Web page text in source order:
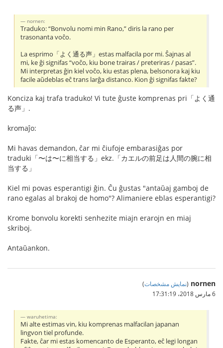
nornen:
Traduko: “Bonvolu nomi min Rano,” diris la rano per
trasonanta voĉo.
La esprimo「よく通る声」estas malfacila por mi. Ŝajnas al
mi, ke ĝi signifas “voĉo, kiu bone trairas / preteriras / pasas”.
Mi interpretas ĝin kiel voĉo, kiu estas plena, belsonora kaj kiu
facile aŭdeblas eĉ trans larĝa distanco. Kion ĝi signifas fakte?
Konciza kaj trafa traduko! Vi tute ĝuste komprenas pri「よく通
る声」.
kromaĵo:
Mi havas demandon, ĉar mi ĉiufoje embarasiĝas por
traduki「〜は〜に相当する」ekz.「カエルの前足は人間の腕に相
当する」
Kiel mi povas esperantigi ĝin. Ĉu ĝustas "antaŭaj gamboj de
rano egalas al brakoj de homo"? Alimaniere eblas esperantigi?
Krome bonvolu korekti senhezite miajn erarojn en miaj
skriboj.
Antaŭankon.
nornen
(نمایش مشخصات)
6 مارس 2018،‏ 17:31:19
waruhetima:
Mi alte estimas vin, kiu komprenas malfacilan japanan
lingvon tiel profunde.
Fakte, ĉar mi estas komencanto de Esperanto, eĉ legi longan